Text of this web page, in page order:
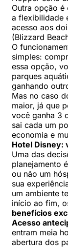
Outra opção é
a flexibilidade
acesso aos
(Blizzard
O
simples:
essa opção,
parques
ganhando
Mas no caso
maior, já que
você ganha 3
sai cada um
economia e
Hotel Disney:
Uma das
planejamento
ou não um
sua
um ambiente
início ao fim,
benefícios
Acesso
entram meia
abertura dos